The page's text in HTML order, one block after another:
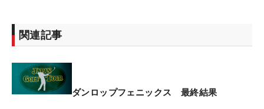
悔いが残るのはパッティングだった。「後半の10、
ビーに）プレッシャーをかけられたかなと思うけ
ど、すべて外してしまった」と振り返る。この日、
関連記事
ダンロップフェニックス 最終結果